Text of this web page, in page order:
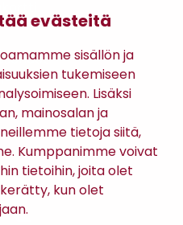
evästeitä
sisällön ja
tukemiseen
Lisäksi
mainosalan ja
tietoja siitä,
Kumppanimme voivat
tietoihin, joita olet
kun olet
Café